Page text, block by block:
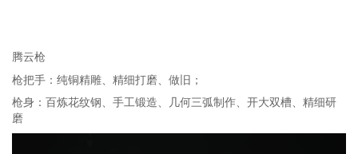
腾云枪
枪把手：纯铜精雕、精细打磨、做旧；
枪身：百炼花纹钢、手工锻造、几何三弧制作、开大双槽、精细研
磨